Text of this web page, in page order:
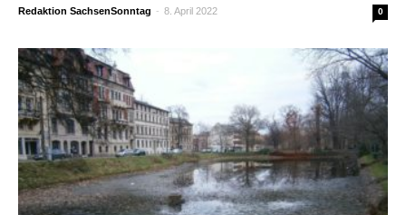
Redaktion SachsenSonntag - 8. April 2022 0